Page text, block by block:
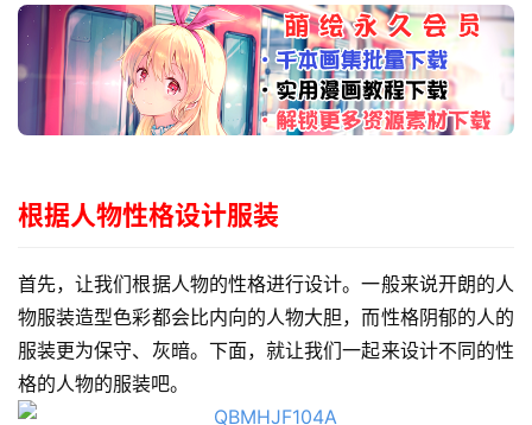
根据人物性格设计服装
首先，让我们根据人物的性格进行设计。一般来说开朗的人
物服装造型色彩都会比内向的人物大胆，而性格阴郁的人的
服装更为保守、灰暗。下面，就让我们一起来设计不同的性
格的人物的服装吧。